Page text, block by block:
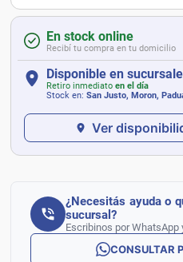
En stock online
Recibí tu compra en tu domicilio
Disponible en
Retiro inmediato en el día
Stock en: San Justo, Moron,
Ver
¿Necesitás ayuda o
sucursal?
Escribinos por
CONSULTAR